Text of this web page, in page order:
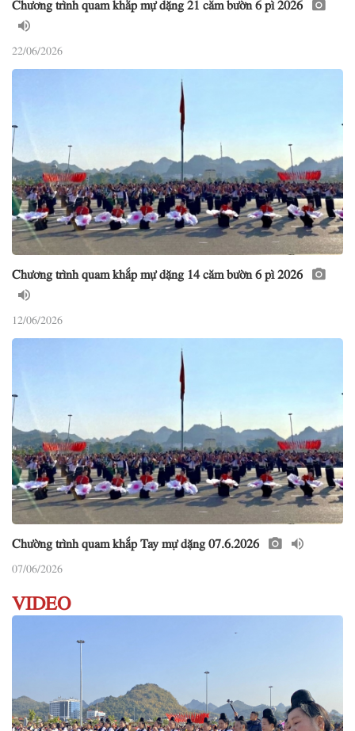
22/06/2026
Chương trình quam khắp mự dặng 14 căm bườn 6 pì 2026
12/06/2026
Chường trình quam khắp Tay mự dặng 07.6.2026
07/06/2026
VIDEO